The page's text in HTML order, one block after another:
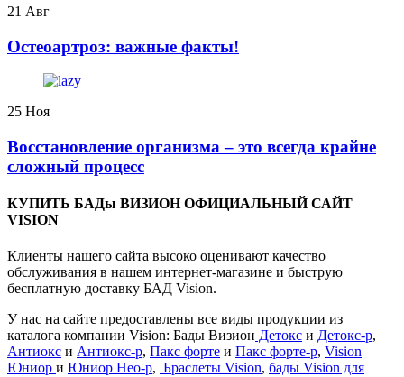
21 Авг
️Остеоартроз: важные факты!
25 Ноя
Восстановление организма – это всегда крайне
сложный процесс
КУПИТЬ БАДы ВИЗИОН ОФИЦИАЛЬНЫЙ САЙТ
VISION
Клиенты нашего сайта высоко оценивают качество
обслуживания в нашем интернет-магазине и быструю
бесплатную доставку БАД Vision.
У нас на сайте предоставлены все виды продукции из
каталога компании Vision: Бады Визион Детокс и Детокс-р,
Антиокс и Антиокс-р, Пакс форте и Пакс форте-р, Vision
Юниор и Юниор Нео-р, Браслеты Vision, бады Vision для